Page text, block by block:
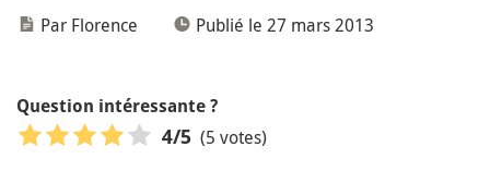
Par Florence Publié le 27 mars 2013
Question intéressante ?
4/5 (5 votes)